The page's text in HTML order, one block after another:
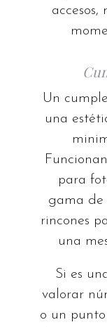
accesos,
Un
una
para
gama de
rincones
una
Si es
valorar
o un